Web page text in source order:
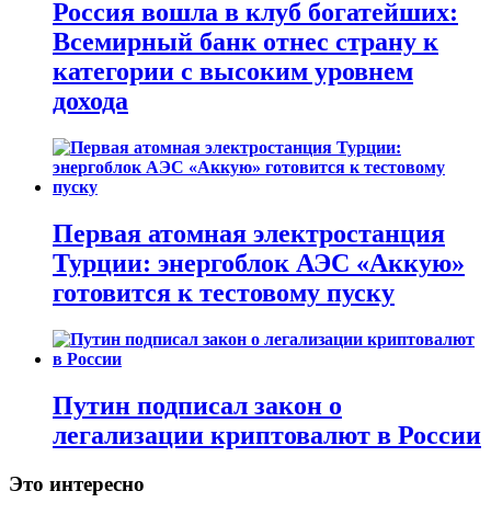
Россия вошла в клуб богатейших:
Всемирный банк отнес страну к
категории с высоким уровнем
дохода
Первая атомная электростанция
Турции: энергоблок АЭС «Аккую»
готовится к тестовому пуску
Путин подписал закон о
легализации криптовалют в России
Это интересно